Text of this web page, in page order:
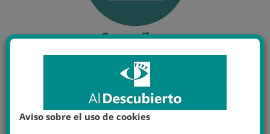
Aviso sobre el uso de cookies